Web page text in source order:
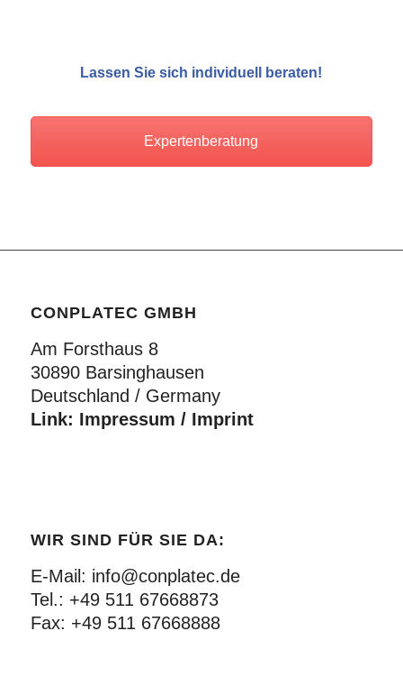
Lassen Sie sich individuell beraten!
Expertenberatung
CONPLATEC GMBH
Am Forsthaus 8
30890 Barsinghausen
Deutschland / Germany
Link: Impressum / Imprint
WIR SIND FÜR SIE DA:
E-Mail: info@conplatec.de
Tel.: +49 511 67668873
Fax: +49 511 67668888